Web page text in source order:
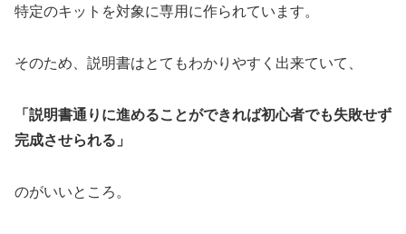
特定のキットを対象に専用に作られています。
そのため、説明書はとてもわかりやすく出来ていて、
「説明書通りに進めることができれば初心者でも失敗せず
完成させられる」
のがいいところ。